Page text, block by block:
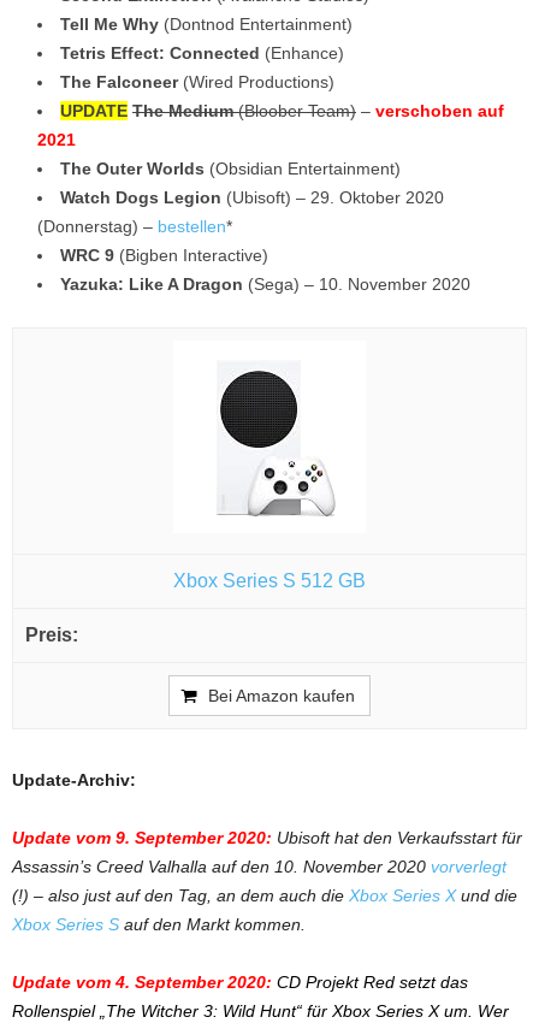
Tell Me Why (Dontnod Entertainment)
Tetris Effect: Connected (Enhance)
The Falconeer(Wired Productions)
UPDATE The Medium(Bloober Team) – verschoben auf
2021
The Outer Worlds (Obsidian Entertainment)
Watch Dogs Legion (Ubisoft) – 29. Oktober 2020
(Donnerstag) – bestellen*
WRC 9 (Bigben Interactive)
Yazuka: Like A Dragon (Sega) – 10. November 2020
Xbox Series S 512 GB
Bei Amazon kaufen
Update-Archiv:
Update vom 9. September 2020: Ubisoft hat den Verkaufsstart für
Assassin’s Creed Valhalla auf den 10. November 2020 vorverlegt
(!) – also just auf den Tag, an dem auch die Xbox Series Xund die
Xbox Series S auf den Markt kommen.
Update vom 4. September 2020: CD Projekt Red setzt das
Rollenspiel „The Witcher 3: Wild Hunt“ für Xbox Series X um. Wer